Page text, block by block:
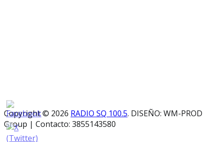
Copyright © 2026 RADIO SQ 100.5. DISEÑO: WM-PROD
Group | Contacto: 3855143580